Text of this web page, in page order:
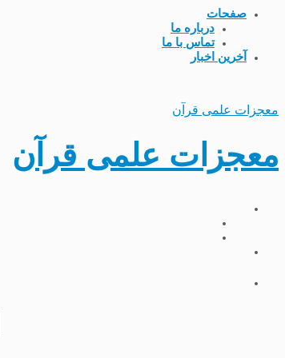
صفحات
درباره ما
تماس با ما
آخرین اخبار
معجزات علمی قرآن
معجزات علمی قرآن